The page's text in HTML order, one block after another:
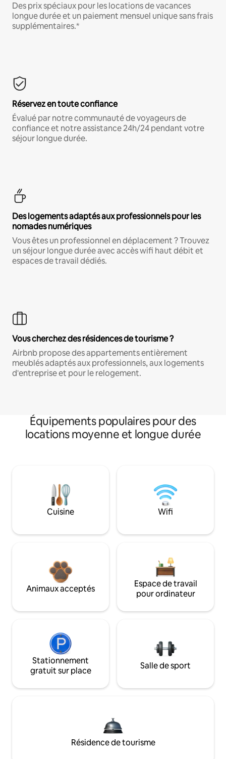
Des prix spéciaux pour les locations de vacances
longue durée et un paiement mensuel unique sans frais
supplémentaires.*
Réservez en toute confiance
Évalué par notre communauté de voyageurs de
confiance et notre assistance 24h/24 pendant votre
séjour longue durée.
Des logements adaptés aux professionnels pour les
nomades numériques
Vous êtes un professionnel en déplacement ? Trouvez
un séjour longue durée avec accès wifi haut débit et
espaces de travail dédiés.
Vous cherchez des résidences de tourisme ?
Airbnb propose des appartements entièrement
meublés adaptés aux professionnels, aux logements
d'entreprise et pour le relogement.
Équipements populaires pour des
locations moyenne et longue durée
Cuisine Wifi
Animaux acceptés
Espace de travail
pour ordinateur
Stationnement
gratuit sur place
Salle de sport
Résidence de tourisme